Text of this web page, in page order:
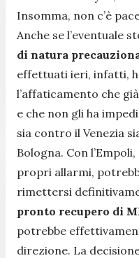
Insomma, non c’è
Anche se l’eventuale
di natura
effettuati ieri, infatti,
l’affaticamento che
e che non gli ha
sia contro il Venezia
Bologna. Con
propri allarmi,
rimettersi
pronto recupero di
potrebbe
direzione. La